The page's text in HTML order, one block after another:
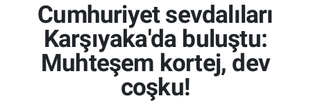
Cumhuriyet sevdalıları
Karşıyaka'da buluştu:
Muhteşem kortej, dev
coşku!
İzmir Namaz Vakitleri
İzmir Trafik Yoğunluk Haritası
Süper Lig Puan Durumu ve Fikstür